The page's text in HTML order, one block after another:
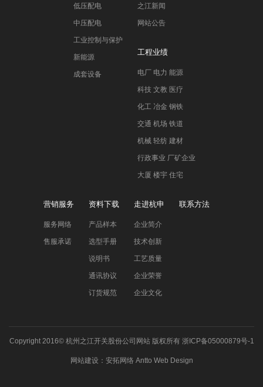
低压配电
中压配电
工业控制与保护
新能源
成套设备
之江新闻
网站公告
工程业绩
电厂 电力 能源
科技 文教 医疗
化工 冶金 钢铁
交通 机场 铁道
机械 轻纺 建材
行政事业 厂矿企业
大厦 楼宇 住宅
营销服务
服务网络
售服承诺
资料下载
产品样本
选型手册
说明书
通讯协议
订货规范
走进杭申
企业简介
技术创新
工艺质量
企业荣誉
企业文化
联系方法
Copyright 2016© 杭州之江开关股份公司网站版权所有 浙ICP备05000879号-1
网站建设： 安拓网络 Antto Web Design